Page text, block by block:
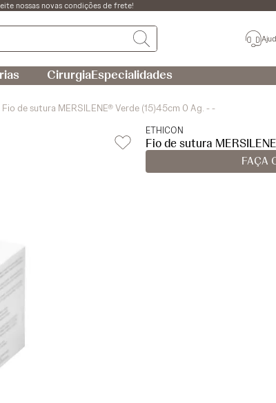
nossas novas condições de frete!
CirurgiaEspecialidades
Fio de sutura MERSILENE® Verde (15)45cm 0 Ag. - -
ETHICON
Fio de sutura
FAÇA